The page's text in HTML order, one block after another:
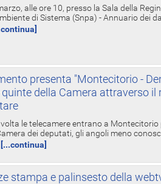
alle ore 10, presso la Sala della
di Sistema (Snpa) - Annuario dei
presenta "Montecitorio -
quinte della Camera attraverso
le telecamere entrano a
dei deputati, gli angoli meno
[...continua]
stampa e palinsesto della